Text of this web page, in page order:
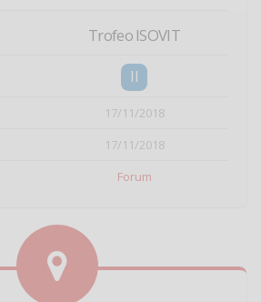
Trofeo ISOVIT
II
17/11/2018
17/11/2018
Forum